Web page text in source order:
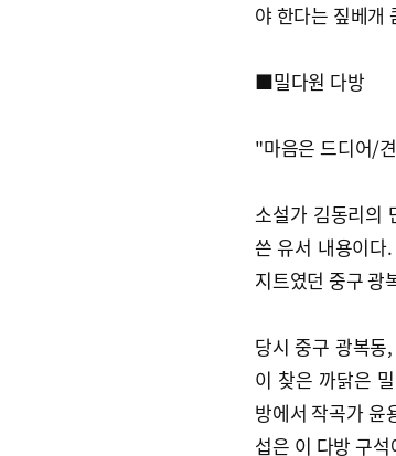
야 한다는 짚베개
■밀다원 다방
"마음은 드디어/
소설가 김동리의
쓴 유서 내용이다
지트였던 중구 광
당시 중구 광복
이 찾은 까닭은
방에서 작곡가 윤
섭은 이 다방 구